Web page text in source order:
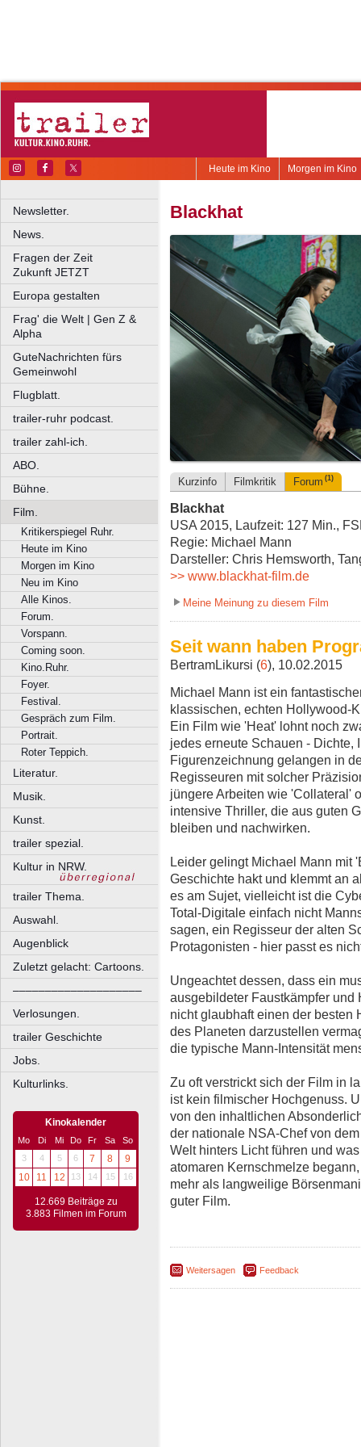
Morgen im Kino
Heute im Kino
Newsletter.
News.
Fragen der Zeit
Zukunft JETZT
Europa gestalten
Frag' die Welt | Gen Z &
Alpha
GuteNachrichten fürs
Gemeinwohl
Flugblatt.
trailer-ruhr podcast.
trailer zahl-ich.
ABO.
Bühne.
Film.
Kritikerspiegel Ruhr.
Heute im Kino
Morgen im Kino
Neu im Kino
Alle Kinos.
Forum.
Vorspann.
Coming soon.
Kino.Ruhr.
Foyer.
Festival.
Gespräch zum Film.
Portrait.
Roter Teppich.
Literatur.
Musik.
Kunst.
trailer spezial.
Kultur in NRW.
trailer Thema.
Auswahl.
Augenblick
Zuletzt gelacht: Cartoons.
––––––––––––––––––––
Verlosungen.
trailer Geschichte
Jobs.
Kulturlinks.
Kinokalender
Mo Di Mi Do Fr Sa
So
3
4 5 6 7 8
9
10
11 12 13 14 15 16
12.669 Beiträge zu
3.883 Filmen im Forum
Blackhat
Kurzinfo Filmkritik Forum (1)
Blackhat
USA 2015, Laufzeit: 127 Min.,
Regie: Michael Mann
Darsteller: Chris Hemsworth,
>> www.blackhat-film.de
Meine Meinung zu diesem Film
Seit wann haben
BertramLikursi (6), 10.02.2015
Michael Mann ist ein
klassischen, echten Hollywood-
Ein Film wie 'Heat' lohnt noch
jedes erneute Schauen - Dichte,
Figurenzeichnung gelangen in
Regisseuren mit solcher
jüngere Arbeiten wie 'Collateral'
intensive Thriller, die aus guten
bleiben und nachwirken.
Leider gelingt Michael Mann mit
Geschichte hakt und klemmt an
es am Sujet, vielleicht ist die
Total-Digitale einfach nicht
sagen, ein Regisseur der alten
Protagonisten - hier passt es
Ungeachtet dessen, dass ein
ausgebildeter Faustkämpfer und
nicht glaubhaft einen der besten
des Planeten darzustellen
die typische Mann-Intensität
Zu oft verstrickt sich der Film in
ist kein filmischer Hochgenuss.
von den inhaltlichen
der nationale NSA-Chef von
Welt hinters Licht führen und
atomaren Kernschmelze
mehr als langweilige
guter Film.
Weitersagen Feedback